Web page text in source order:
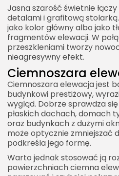
Jasna szarość świetnie
detalami i grafitową
jako kolor główny albo jako
fragmentów elewacji. W
przeszkleniami tworzy
nieagresywny efekt.
Ciemnoszara
Ciemnoszara elewacja jest
budynkowi prestiżowy,
wygląd. Dobrze sprawdza
płaskich dachach, domach
oraz budynkach z dużymi
może optycznie zmniejszać
podkreśla jego formę.
Warto jednak stosować ją
powierzchniach ciemna